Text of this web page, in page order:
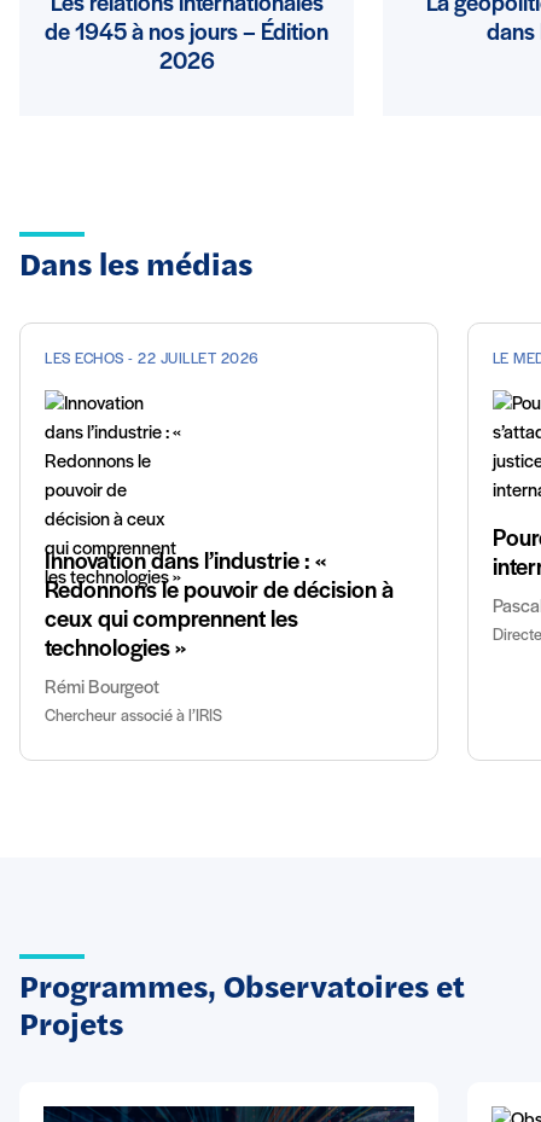
de 1945 à nos jours – Édition
2026
dans
Dans les médias
LES ECHOS - 22 JUILLET 2026
Innovation dans l’industrie : «
Redonnons le pouvoir de décision à
ceux qui comprennent les
technologies »
Rémi Bourgeot
Chercheur associé à l’IRIS
LE
Programmes, Observatoires et
Projets